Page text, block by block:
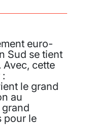
euro-
Sud se tient
Avec, cette
le grand
au
pour le